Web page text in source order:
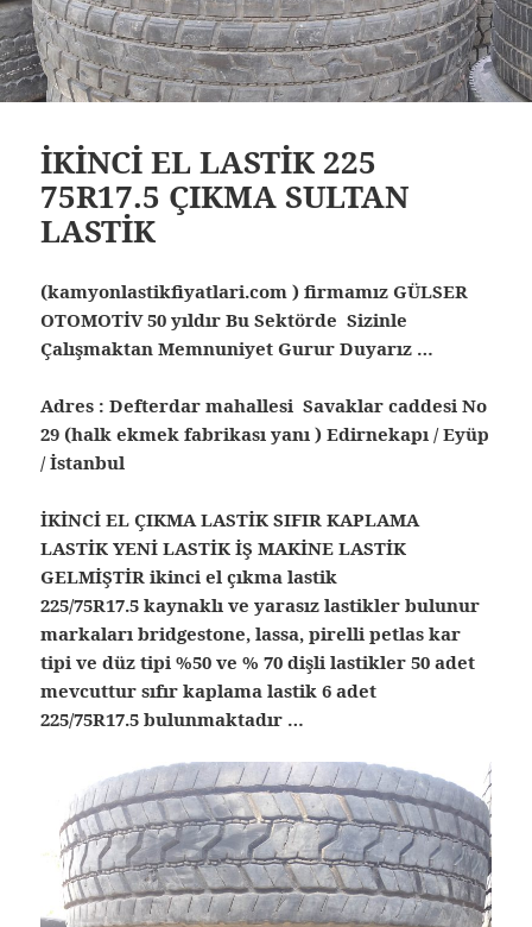
İKİNCİ EL LASTİK 225
75R17.5 ÇIKMA SULTAN
LASTİK
(kamyonlastikfiyatlari.com ) firmamız GÜLSER
OTOMOTİV 50 yıldır Bu Sektörde Sizinle
Çalışmaktan Memnuniyet Gurur Duyarız …
Adres : Defterdar mahallesi Savaklar caddesi No
29 (halk ekmek fabrikası yanı ) Edirnekapı / Eyüp
/ İstanbul
İKİNCİ EL ÇIKMA LASTİK SIFIR KAPLAMA
LASTİK YENİ LASTİK İŞ MAKİNE LASTİK
GELMİŞTİR ikinci el çıkma lastik
225/75R17.5 kaynaklı ve yarasız lastikler bulunur
markaları bridgestone, lassa, pirelli petlas kar
tipi ve düz tipi %50 ve % 70 dişli lastikler 50 adet
mevcuttur sıfır kaplama lastik 6 adet
225/75R17.5 bulunmaktadır …